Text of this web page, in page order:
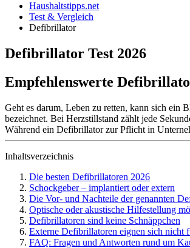
Haushaltstipps.net
Test & Vergleich
Defibrillator
Defibrillator Test 2026
Empfehlenswerte
Geht es darum, Leben zu retten, kann sich ein
bezeichnet. Bei Herzstillstand zählt jede
Während ein Defibrillator zur Pflicht in
Inhaltsverzeichnis
Die besten Defibrillatoren 2026
Schockgeber – implantiert oder extern
Die Vor- und Nachteile der genannten
Optische oder akustische Hilfestellung
Defibrillatoren sind keine Schnäppchen
Externe Defibrillatoren eignen sich nicht
FAQ: Fragen und Antworten rund um